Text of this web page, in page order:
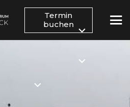
Termin
buchen